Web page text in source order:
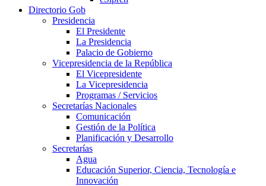
Directorio Gob
Presidencia
El Presidente
La Presidencia
Palacio de Gobierno
Vicepresidencia de la República
El Vicepresidente
La Vicepresidencia
Programas / Servicios
Secretarías Nacionales
Comunicación
Gestión de la Política
Planificación y Desarrollo
Secretarías
Agua
Educación Superior, Ciencia, Tecnología e
Innovación